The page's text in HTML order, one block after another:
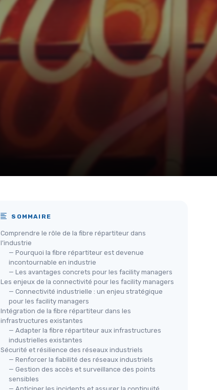
SOMMAIRE
Comprendre le rôle de la fibre répartiteur dans
l’industrie
— Pourquoi la fibre répartiteur est devenue
incontournable en industrie
— Les avantages concrets pour les facility managers
Les enjeux de la connectivité pour les facility managers
— Connectivité industrielle : un enjeu stratégique
pour les facility managers
Intégration de la fibre répartiteur dans les
infrastructures existantes
— Adapter la fibre répartiteur aux infrastructures
industrielles existantes
Sécurité et résilience des réseaux industriels
— Renforcer la fiabilité des réseaux industriels
— Gestion des accès et surveillance des points
sensibles